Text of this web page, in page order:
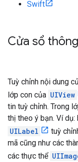
Swift
Cửa sổ
Tuỳ chỉnh nội dung
lớp con của UIView
tin tuỳ chỉnh. Trong
thị theo ý bạn. Ví
UILabel
tuỳ
mã cũng như các
các thực thể